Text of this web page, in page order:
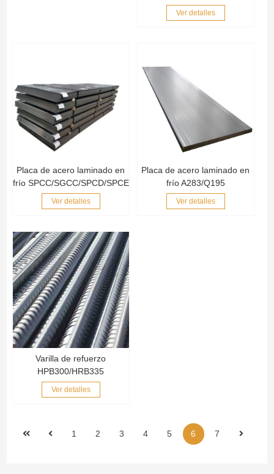
Ver detalles
Placa de acero laminado en
frío SPCC/SGCC/SPCD/SPCE
Ver detalles
Placa de acero laminado en
frío A283/Q195
Ver detalles
Varilla de refuerzo
HPB300/HRB335
Ver detalles
1 2 3 4 5 6 7